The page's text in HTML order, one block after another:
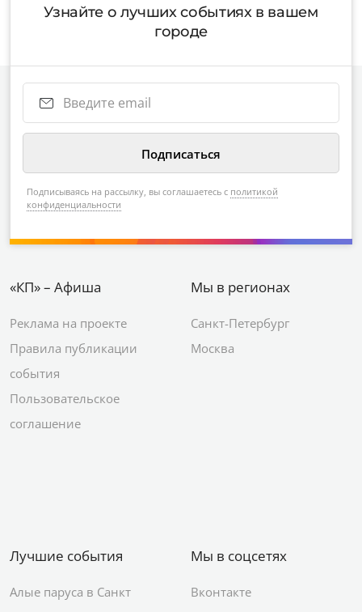
Узнайте о лучших событиях в вашем
городе
Подписываясь на рассылку, вы соглашаетесь с политикой
конфиденциальности
«КП» – Афиша
Реклама на проекте
Правила публикации
события
Пользовательское
соглашение
Мы в регионах
Санкт-Петербург
Москва
Лучшие события
Алые паруса в Санкт
Мы в соцсетях
Вконтакте